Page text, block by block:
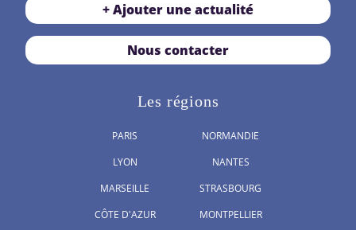
+ Ajouter une actualité
Nous contacter
Les régions
PARIS
LYON
MARSEILLE
CÔTE D'AZUR
NORMANDIE
NANTES
STRASBOURG
MONTPELLIER